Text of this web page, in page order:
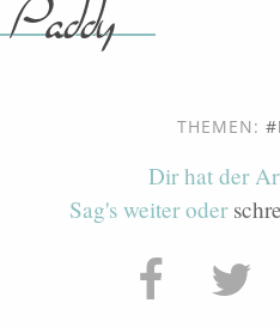
THEMEN:
Dir hat der
Sag's weiter oder